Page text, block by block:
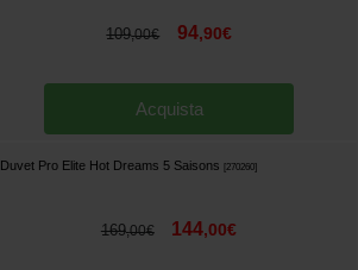
109,00€ 94,90€
Acquista
Duvet Pro Elite Hot Dreams 5 Saisons 270260]
169,00€ 144,00€